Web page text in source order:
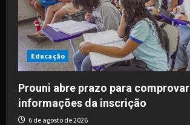
a
t
i
o
n
Educação
Prouni abre prazo para comprovar
informações da inscrição
6 de agosto de 2026